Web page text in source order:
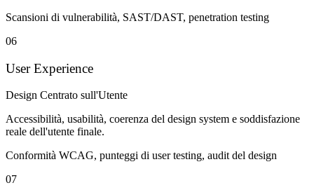
Scansioni di vulnerabilità, SAST/DAST, penetration testing
06
User Experience
Design Centrato sull'Utente
Accessibilità, usabilità, coerenza del design system e soddisfazione
reale dell'utente finale.
Conformità WCAG, punteggi di user testing, audit del design
07